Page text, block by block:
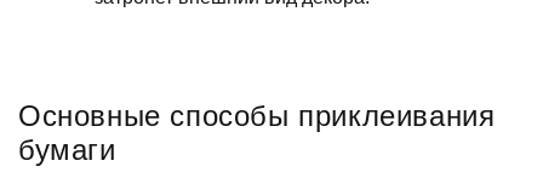
Основные способы приклеивания
бумаги